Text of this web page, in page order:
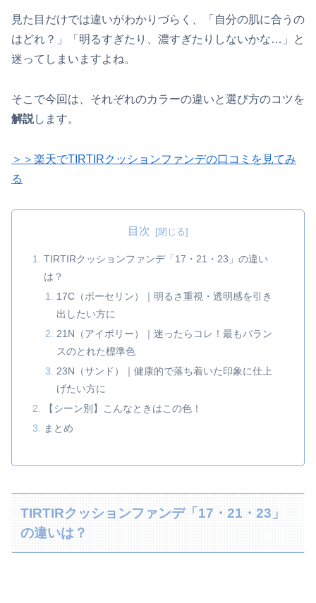
見た目だけでは違いがわかりづらく、「自分の肌に合うの
はどれ？」「明るすぎたり、濃すぎたりしないかな…」と
迷ってしまいますよね。
そこで今回は、それぞれのカラーの違いと選び方のコツを
解説します。
＞＞楽天でTIRTIRクッションファンデの口コミを見てみ
る
目次
TIRTIRクッションファンデ「17・21・23」の違い
は？
17C（ポーセリン）｜明るさ重視・透明感を引き
出したい方に
21N（アイボリー）｜迷ったらコレ！最もバラン
スのとれた標準色
23N（サンド）｜健康的で落ち着いた印象に仕上
げたい方に
【シーン別】こんなときはこの色！
まとめ
TIRTIRクッションファンデ「17・21・23」
の違いは？